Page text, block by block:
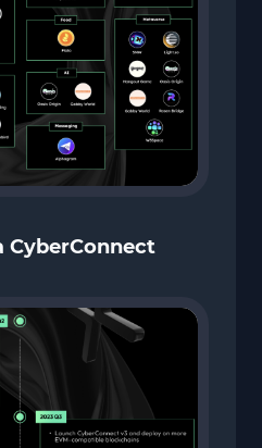
CyberConnect